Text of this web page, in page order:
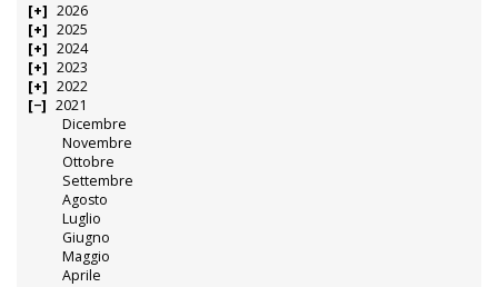
2026
2025
2024
2023
2022
2021
Dicembre
Novembre
Ottobre
Settembre
Agosto
Luglio
Giugno
Maggio
Aprile